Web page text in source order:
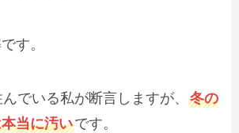
す。
でいる私が断言しますが、冬の
当に汚いです。